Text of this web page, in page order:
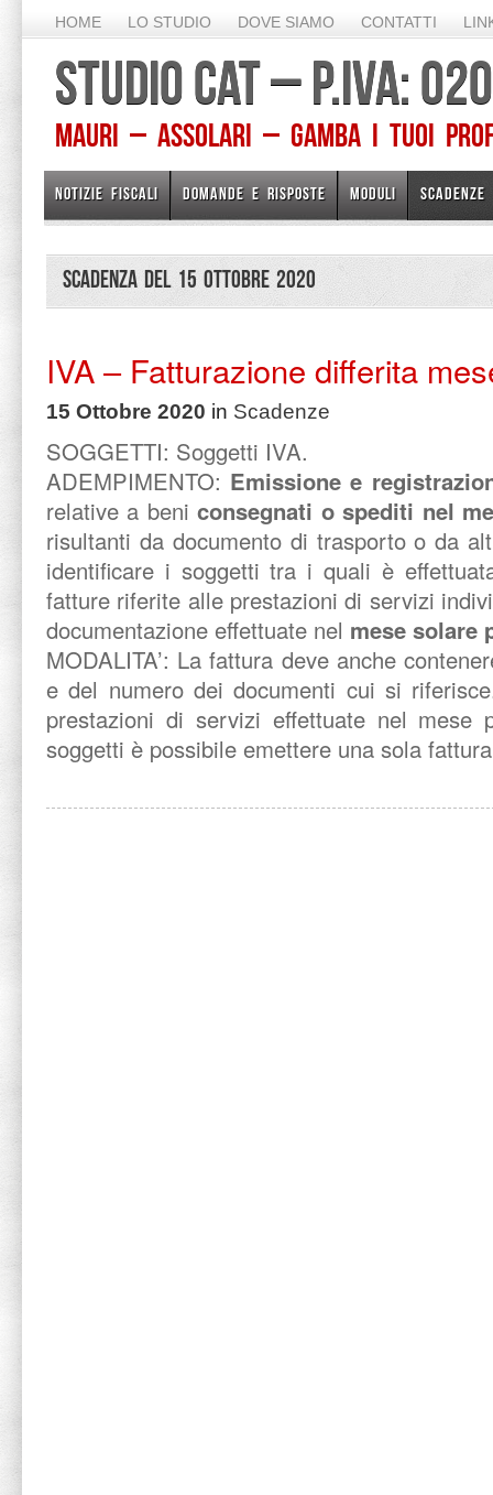
HOME LO STUDIO DOVE SIAMO CONTATTI
STUDIO CAT – P.IVA:
Mauri – Assolari – Gamba I TUOI
NOTIZIE FISCALI DOMANDE E RISPOSTE MODULI SCADENZE
Scadenza del 15 Ottobre 2020
IVA – Fatturazione differita
15 Ottobre 2020 in Scadenze
SOGGETTI: Soggetti IVA.
ADEMPIMENTO: Emissione e
relative a beniconsegnati o spediti nel
risultanti da documento di trasporto o da
identificare i soggetti tra i quali è
fatture riferite alle prestazioni di servizi
documentazione effettuate nel mese solare
MODALITA’: La fattura deve anche
e del numero dei documenti cui si
prestazioni di servizi effettuate nel mese
soggetti è possibile emettere una sola